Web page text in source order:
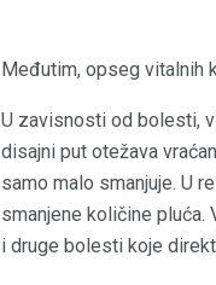
Međutim, opseg vitalnih
U zavisnosti od bolesti,
disajni put otežava
samo malo smanjuje. U
smanjene količine
i druge bolesti koje